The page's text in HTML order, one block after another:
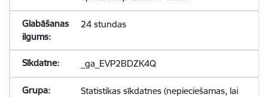
24 stundas
_ga_EVP2BDZK4Q
Statistikas sīkdatnes (nepieciešamas, lai